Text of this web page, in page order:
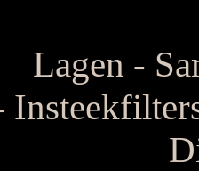
Lagen -